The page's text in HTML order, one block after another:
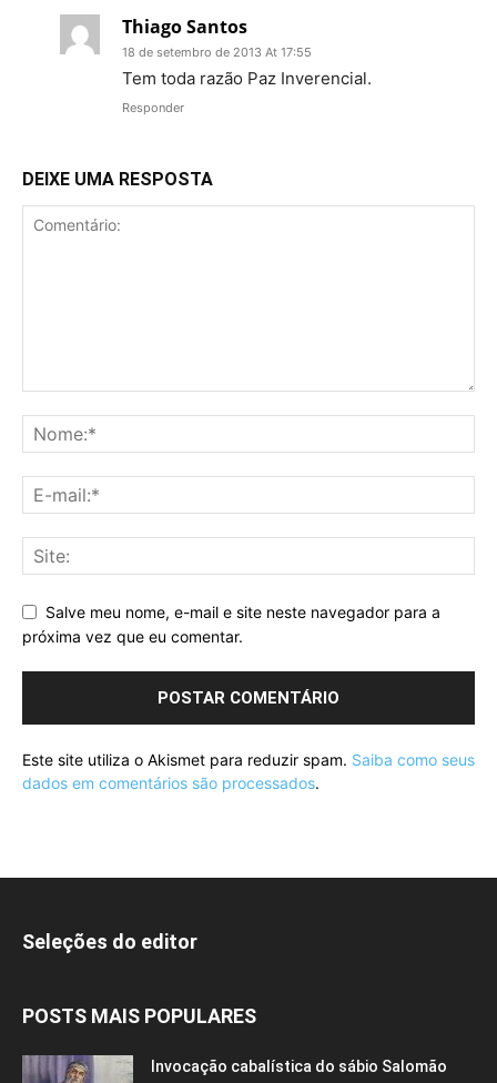
Thiago Santos
18 de setembro de 2013 At 17:55
Tem toda razão Paz Inverencial.
Responder
DEIXE UMA RESPOSTA
Salve meu nome, e-mail e site neste navegador para a
próxima vez que eu comentar.
Este site utiliza o Akismet para reduzir spam. Saiba como seus
dados em comentários são processados.
Seleções do editor
POSTS MAIS POPULARES
Invocação cabalística do sábio Salomão